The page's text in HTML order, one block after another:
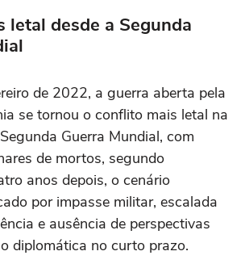
letal desde a Segunda
de 2022, a guerra aberta pela
se tornou o conflito mais letal na
Guerra Mundial, com
de mortos, segundo
anos depois, o cenário
por impasse militar, escalada
e ausência de perspectivas
diplomática no curto prazo.